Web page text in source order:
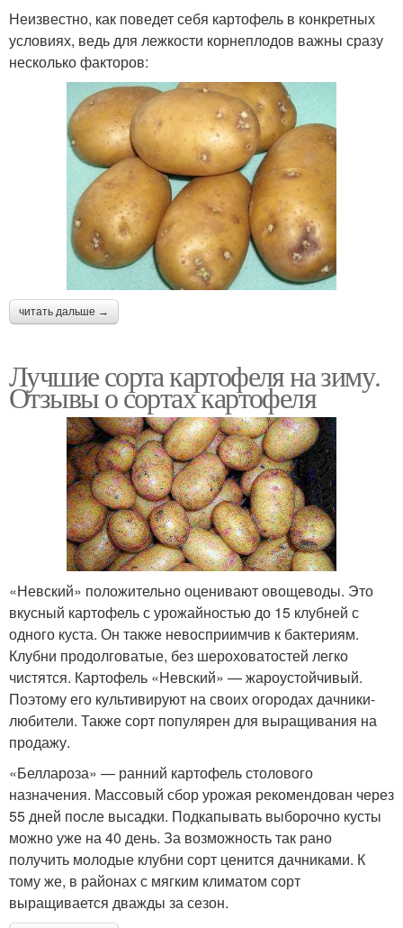
Неизвестно, как поведет себя картофель в конкретных
условиях, ведь для лежкости корнеплодов важны сразу
несколько факторов:
читать дальше →
Лучшие сорта картофеля на зиму.
Отзывы о сортах картофеля
«Невский» положительно оценивают овощеводы. Это
вкусный картофель с урожайностью до 15 клубней с
одного куста. Он также невосприимчив к бактериям.
Клубни продолговатые, без шероховатостей легко
чистятся. Картофель «Невский» — жароустойчивый.
Поэтому его культивируют на своих огородах дачники-
любители. Также сорт популярен для выращивания на
продажу.
«Беллароза» — ранний картофель столового
назначения. Массовый сбор урожая рекомендован через
55 дней после высадки. Подкапывать выборочно кусты
можно уже на 40 день. За возможность так рано
получить молодые клубни сорт ценится дачниками. К
тому же, в районах с мягким климатом сорт
выращивается дважды за сезон.